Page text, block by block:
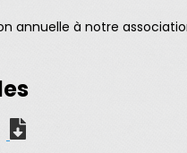
annuelle à notre